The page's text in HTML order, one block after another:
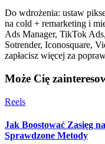
Do wdrożenia: ustaw
na cold + remarketing i
Ads Manager, TikTok
Sotrender, Iconosquare,
zapłacisz więcej za
Może Cię
Reels
Jak Boostować Zasięg
Sprawdzone Metody